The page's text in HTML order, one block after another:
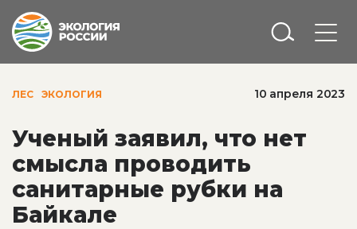
ЛЕС ЭКОЛОГИЯ 10 апреля 2023
Ученый заявил, что нет
смысла проводить
санитарные рубки на
Байкале